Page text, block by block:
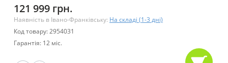
121 999 грн.
Наявність в Івано-Франківську: На складі (1-3 дні)
Код товару: 2954031
Гарантія: 12 міс.